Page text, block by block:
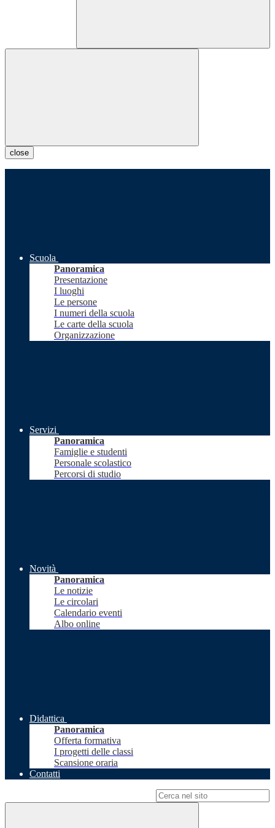
close
Scuola
Panoramica
Presentazione
I luoghi
Le persone
I numeri della scuola
Le carte della scuola
Organizzazione
Servizi
Panoramica
Famiglie e studenti
Personale scolastico
Percorsi di studio
Novità
Panoramica
Le notizie
Le circolari
Calendario eventi
Albo online
Didattica
Panoramica
Offerta formativa
I progetti delle classi
Scansione oraria
Contatti